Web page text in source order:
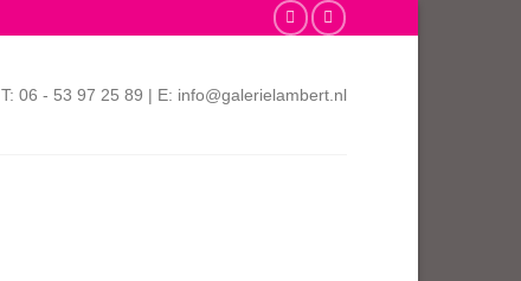
T: 06 - 53 97 25 89 | E: info@galerielambert.nl